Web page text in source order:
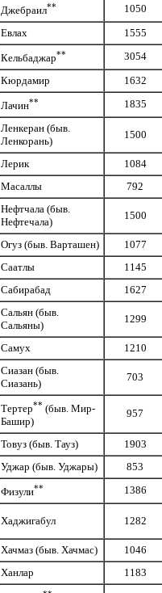
Джебраил**
1050
Евлах
1555
Кельбаджар**
3054
Кюрдамир
1632
Лачин**
1835
Ленкеран (быв.
Ленкорань)
1500
Лерик
1084
Масаллы
792
Нефтчала (быв.
Нефтечала)
1500
Огуз (быв. Варташен)
1077
Саатлы
1145
Сабирабад
1627
Сальян (быв.
Сальяны)
1299
Самух
1210
Сиазан (быв.
Сиазань)
703
Тертер** (быв. Мир-
Башир)
957
Товуз (быв. Тауз)
1903
Уджар (быв. Уджары)
853
Физули** 1386
Хаджигабул 1282
Хачмаз (быв. Хачмас)
1046
Ханлар
1183